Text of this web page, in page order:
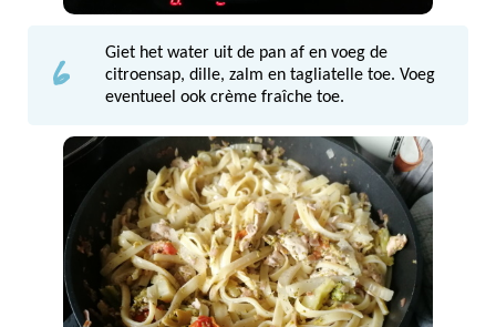
6
Giet het water uit de pan af en voeg de
citroensap, dille, zalm en tagliatelle toe. Voeg
eventueel ook crème fraîche toe.